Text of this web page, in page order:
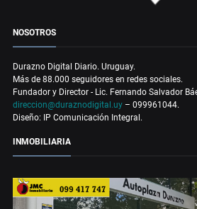
NOSOTROS
Durazno Digital Diario. Uruguay.
Más de 88.000 seguidores en redes sociales.
Fundador y Director - Lic. Fernando Salvador
direccion@duraznodigital.uy – 099961044.
Diseño: IP Comunicación Integral.
INMOBILIARIA